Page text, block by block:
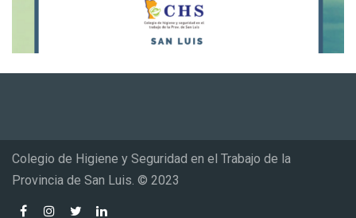
Colegio de Higiene y Seguridad en el Trabajo de la
Provincia de San Luis. © 2023